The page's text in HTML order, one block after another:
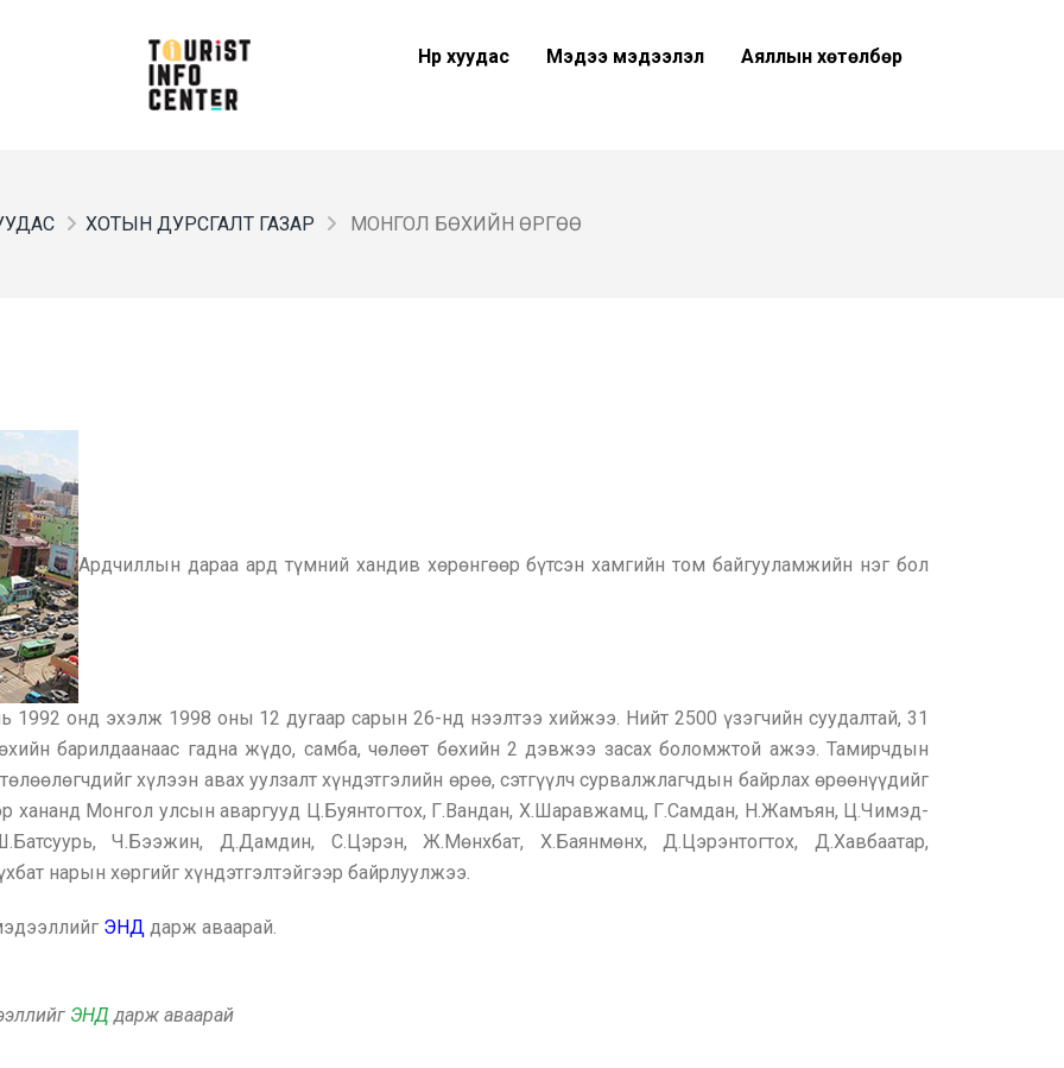
Нүүр хуудас Мэдээ мэдээлэл Аяллын хөтөлбөр
ХОТЫН ДУРСГАЛТ ГАЗАР МОНГОЛ БӨХИЙН ӨРГӨӨ
Ардчиллын дараа ард түмний хандив хөрөнгөөр бүтсэн хамгийн том байгууламжийн нэг бол
онд эхэлж 1998 оны 12 дугаар сарын 26-нд нээлтээ хийжээ. Нийт 2500 үзэгчийн суудалтай, 31
барилдаанаас гадна жүдо, самба, чөлөөт бөхийн 2 дэвжээ засах боломжтой ажээ. Тамирчдын
хүлээн авах уулзалт хүндэтгэлийн өрөө, сэтгүүлч сурвалжлагчдын байрлах өрөөнүүдийг
хананд Монгол улсын аваргууд Ц.Буянтогтох, Г.Вандан, Х.Шаравжамц, Г.Самдан, Н.Жамъян, Ц.Чимэд-
Ч.Бээжин, Д.Дамдин, С.Цэрэн, Ж.Мөнхбат, Х.Баянмөнх, Д.Цэрэнтогтох, Д.Хавбаатар,
нарын хөргийг хүндэтгэлтэйгээр байрлуулжээ.
ЭНД дарж аваарай.
ЭНД дарж аваарай